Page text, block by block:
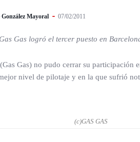
González Mayoral 07/02/2011
Gas logró el tercer puesto en
Gas) no pudo cerrar su participación
nivel de pilotaje y en la que sufrió
(c)GAS GAS